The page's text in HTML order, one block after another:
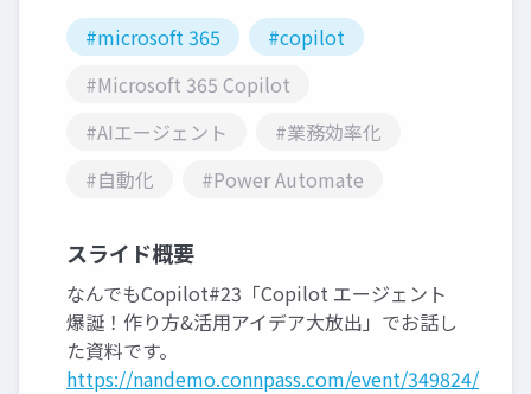
#microsoft 365
#copilot
#Microsoft 365 Copilot
#AIエージェント
#業務効率化
#自動化
#Power Automate
スライド概要
なんでもCopilot#23「Copilot エージェント
爆誕！作り方&活用アイデア大放出」でお話し
た資料です。
https://nandemo.connpass.com/event/349824/